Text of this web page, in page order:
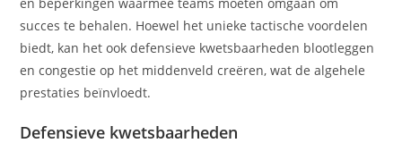
succes te behalen. Hoewel het unieke tactische voordelen
biedt, kan het ook defensieve kwetsbaarheden blootleggen
en congestie op het middenveld creëren, wat de algehele
prestaties beïnvloedt.
Defensieve kwetsbaarheden